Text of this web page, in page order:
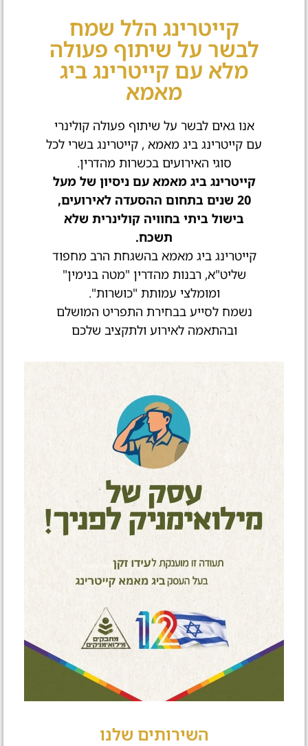
קייטרינג הלל שמח
לבשר על שיתוף פעולה
מלא עם קייטרינג ביג
מאמא
אנו גאים לבשר על שיתוף פעולה קולינרי
עם קייטרינג ביג מאמא , קייטרינג בשרי לכל
סוגי האירועים בכשרות מהדרין.
קייטרינג ביג מאמא עם ניסיון של מעל
20 שנים בתחום ההסעדה לאירועים,
בישול ביתי בחוויה קולינרית שלא
תשכח.
קייטרינג ביג מאמא בהשגחת הרב מחפוד
שליט"א, רבנות מהדרין "מטה בנימין"
ומומלצי עמותת "כושרות".
נשמח לסייע בבחירת התפריט המושלם
ובהתאמה לאירוע ולתקציב שלכם
השירותים שלנו